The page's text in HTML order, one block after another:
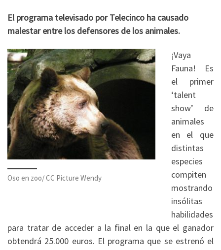
El programa televisado por Telecinco ha causado
malestar entre los defensores de los animales.
Oso en zoo/ CC Picture Wendy
¡Vaya
Fauna! Es
el primer
‘talent
show’ de
animales
en el que
distintas
especies
compiten
mostrando
insólitas
habilidades
para tratar de acceder a la final en la que el ganador
obtendrá 25.000 euros. El programa que se estrenó el